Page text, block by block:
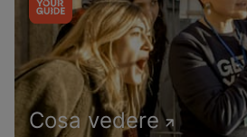
Cosa vedere